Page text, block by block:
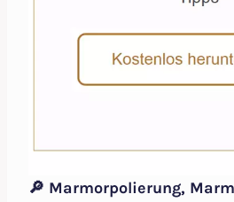
🔎 Marmorpolierung,